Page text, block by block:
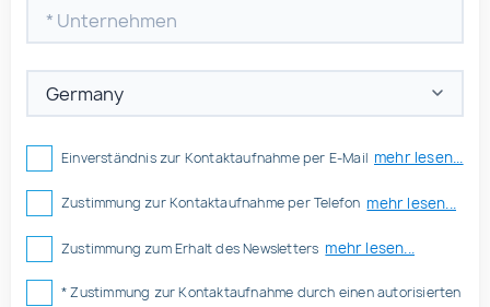
Einverständnis zur Kontaktaufnahme per E-Mail mehr lesen...
Zustimmung zur Kontaktaufnahme per Telefon mehr lesen...
Zustimmung zum Erhalt des Newsletters mehr lesen...
* Zustimmung zur Kontaktaufnahme durch einen autorisierten